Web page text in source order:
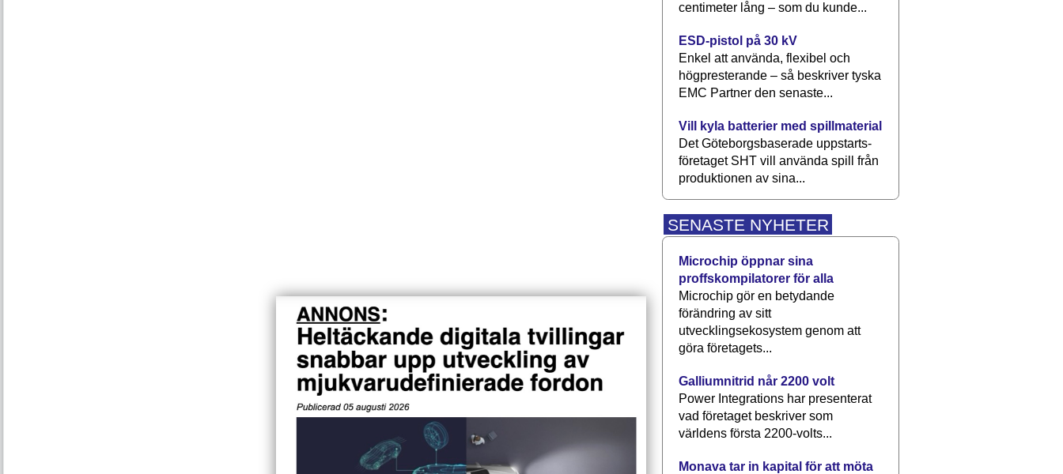
centimeter lång – som du kunde...
ESD-pistol på 30 kV
Enkel att använda, flexibel och
högpresterande – så beskriver tyska
EMC Partner den senaste...
Vill kyla batterier med spillmaterial
Det Göteborgsbaserade upp­starts­
företaget SHT vill använda spill från
produktionen av sina...
SENASTE NYHETER
Microchip öppnar sina
proffskompilatorer för alla
Microchip gör en betydande
förändring av sitt
utvecklingsekosystem genom att
göra företagets...
Galliumnitrid når 2200 volt
Power Integrations har presenterat
vad företaget beskriver som
världens första 2200-volts...
Monava tar in kapital för att möta